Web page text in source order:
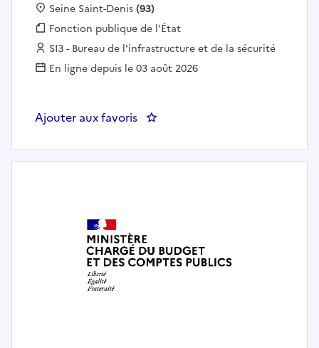
Localisation :
Seine Saint-Denis(93)
Fonction publique :
Fonction publique de l'État
Employeur :
SI3 - Bureau de l'infrastructure et de la sécurité
En ligne depuis le 03 août 2026
Ajouter aux favoris : IFIP / ATT - SI3 - Expert